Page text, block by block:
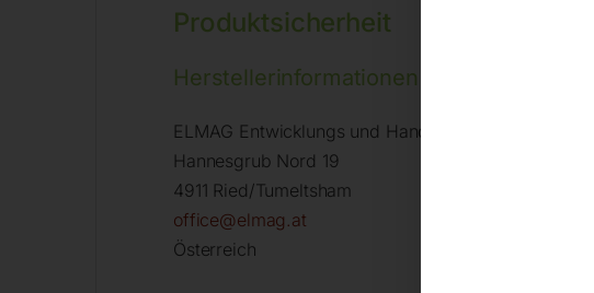
Produktsicherheit
Herstellerinformationen
ELMAG Entwicklungs und Handels GmbH
Hannesgrub Nord 19
4911 Ried/Tumeltsham
office@elmag.at
Österreich